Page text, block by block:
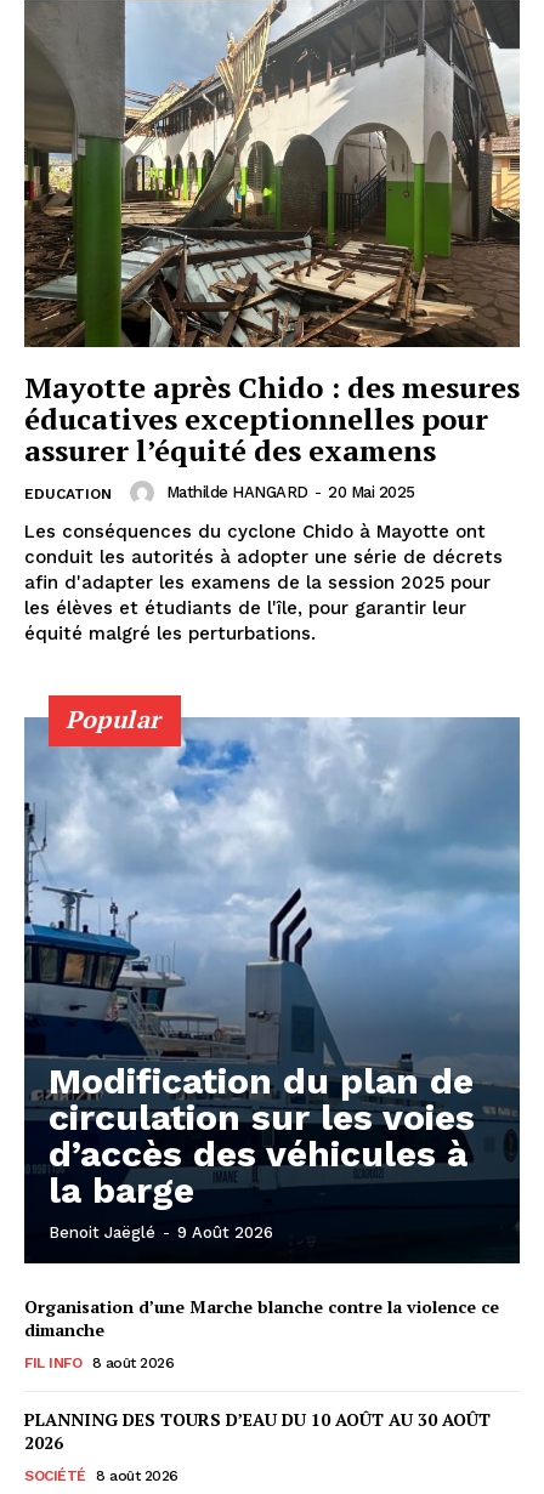
Mayotte après Chido : des mesures
éducatives exceptionnelles pour
assurer l’équité des examens
EDUCATION Mathilde HANGARD - 20 Mai 2025
Les conséquences du cyclone Chido à Mayotte ont
conduit les autorités à adopter une série de décrets
afin d'adapter les examens de la session 2025 pour
les élèves et étudiants de l'île, pour garantir leur
équité malgré les perturbations.
Popular
Modification du plan de
circulation sur les voies
d’accès des véhicules à
la barge
Benoit Jaëglé - 9 Août 2026
Organisation d’une Marche blanche contre la violence ce
dimanche
FIL INFO 8 août 2026
PLANNING DES TOURS D’EAU DU 10 AOÛT AU 30 AOÛT
2026
SOCIÉTÉ 8 août 2026